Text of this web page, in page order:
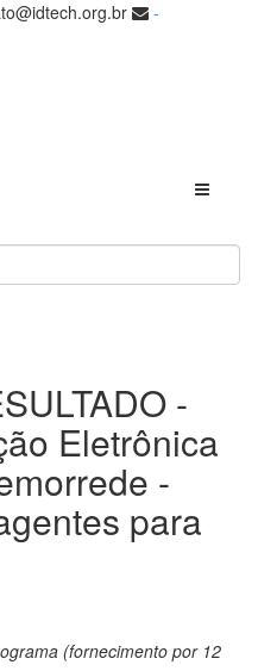
-
Toggle
-
Eletrônica
-
para
(fornecimento por 12